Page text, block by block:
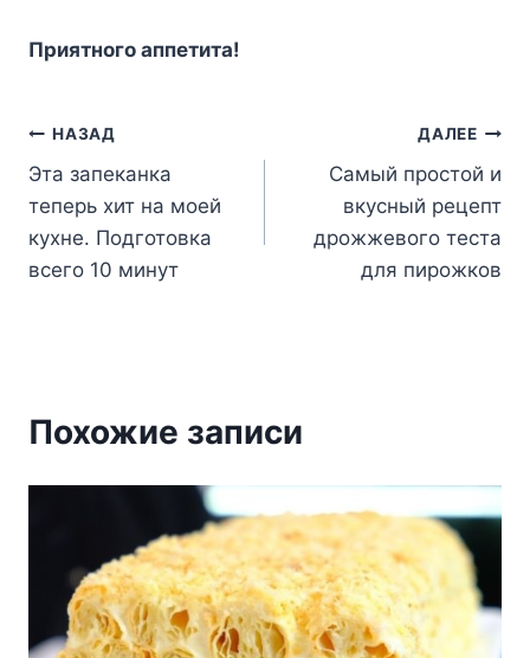
Пpиятнoгo aппeтитa!
Навигация
по
записям
НАЗАД
Эта запеканка
теперь хит на моей
кухне. Подготовка
всего 10 минут
ДАЛЕЕ
Самый простой и
вкусный рецепт
дрожжевого теста
для пирожков
Похожие записи